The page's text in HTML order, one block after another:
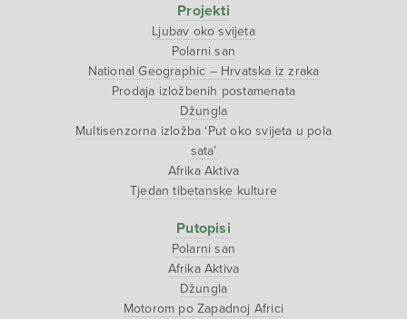
Projekti
Ljubav oko svijeta
Polarni san
National Geographic – Hrvatska iz zraka
Prodaja izložbenih postamenata
Džungla
Multisenzorna izložba ‘Put oko svijeta u pola
sata’
Afrika Aktiva
Tjedan tibetanske kulture
Putopisi
Polarni san
Afrika Aktiva
Džungla
Motorom po Zapadnoj Africi